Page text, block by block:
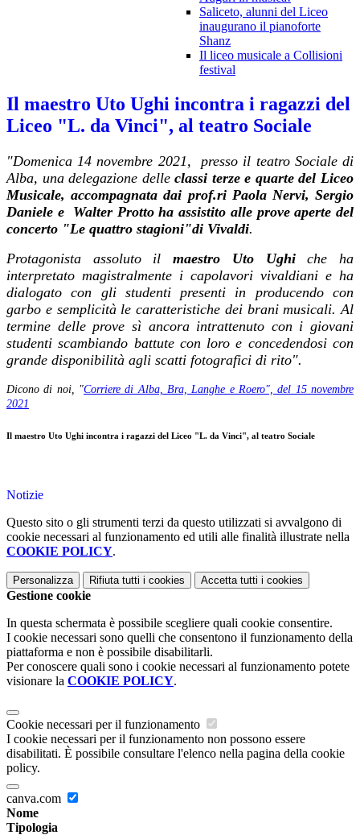
Saliceto, alunni del Liceo
inaugurano il pianoforte
Shanz
Il liceo musicale a Collisioni
festival
Il maestro Uto Ughi incontra i ragazzi del
Liceo "L. da Vinci", al teatro Sociale
"Domenica 14 novembre 2021, presso il teatro Sociale di
Alba, una delegazione delleclassi terze e quarte del Liceo
Musicale, accompagnata dai prof.ri Paola Nervi, Sergio
Daniele e Walter Protto ha assistito alle prove aperte del
concerto "Le quattro stagioni"di Vivaldi.
Protagonista assoluto ilmaestro Uto Ughiche ha
interpretato magistralmente i capolavori vivaldiani e ha
dialogato con gli studenti presenti in producendo con
garbo e semplicità le caratteristiche dei brani musicali. Al
termine delle prove sì ancora intrattenuto con i giovani
studenti scambiando battute con loro e concedendosi con
grande disponibilità agli scatti fotografici di rito".
Dicono di noi, "Corriere di Alba, Bra, Langhe e Roero", del 15 novembre
2021
Il maestro Uto Ughi incontra i ragazzi del Liceo "L. da Vinci", al teatro Sociale
Notizie
Questo sito o gli strumenti terzi da questo utilizzati si avvalgono di
cookie necessari al funzionamento ed utili alle finalità illustrate nella
COOKIE POLICY.
Personalizza Rifiuta tutti i cookies Accetta tutti i cookies
Gestione cookie
In questa schermata è possibile scegliere quali cookie consentire.
I cookie necessari sono quelli che consentono il funzionamento della
piattaforma e non è possibile disabilitarli.
Per conoscere quali sono i cookie necessari al funzionamento potete
visionare la COOKIE POLICY.
Cookie necessari per il funzionamento
I cookie necessari per il funzionamento non possono essere
disabilitati. È possibile consultare l'elenco nella pagina della cookie
policy.
canva.com
Nome
Tipologia